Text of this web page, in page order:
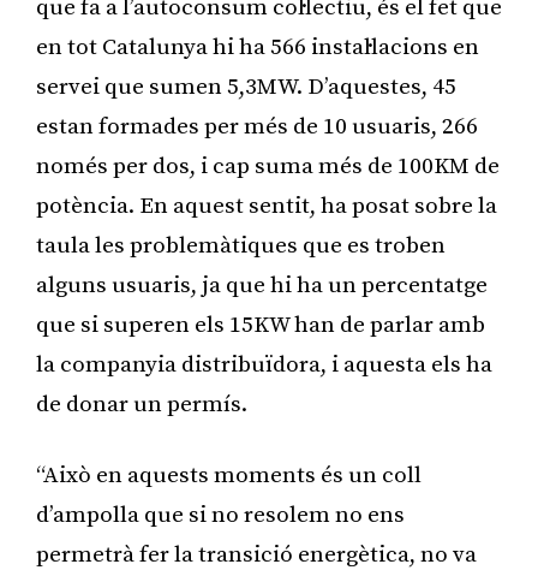
que fa a l’autoconsum col·lectiu, és el fet que
en tot Catalunya hi ha 566 instal·lacions en
servei que sumen 5,3MW. D’aquestes, 45
estan formades per més de 10 usuaris, 266
només per dos, i cap suma més de 100KM de
potència. En aquest sentit, ha posat sobre la
taula les problemàtiques que es troben
alguns usuaris, ja que hi ha un percentatge
que si superen els 15KW han de parlar amb
la companyia distribuïdora, i aquesta els ha
de donar un permís.
“Això en aquests moments és un coll
d’ampolla que si no resolem no ens
permetrà fer la transició energètica, no va